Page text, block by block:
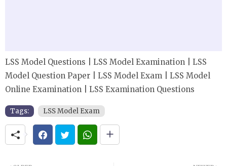
LSS Model Questions | LSS Model Examination | LSS
Model Question Paper | LSS Model Exam | LSS Model
Online Examination | LSS Examination Questions
Tags: LSS Model Exam